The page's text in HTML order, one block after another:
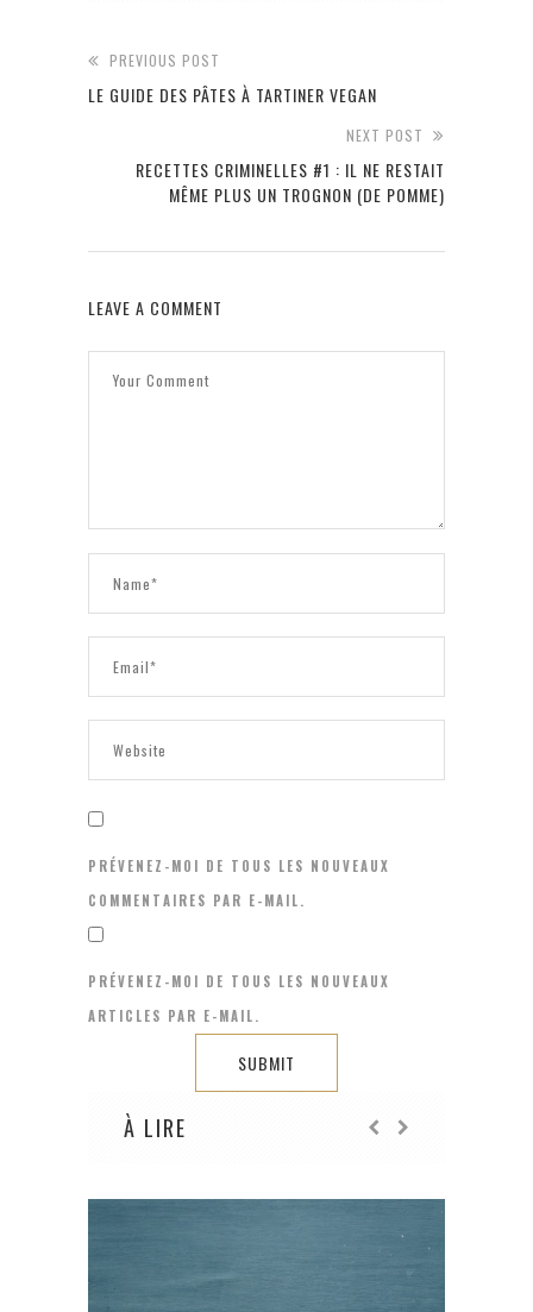
PREVIOUS POST
LE GUIDE DES PÂTES À TARTINER VEGAN
NEXT POST
RECETTES CRIMINELLES #1 : IL NE RESTAIT
MÊME PLUS UN TROGNON (DE POMME)
LEAVE A COMMENT
PRÉVENEZ-MOI DE TOUS LES NOUVEAUX
COMMENTAIRES PAR E-MAIL.
PRÉVENEZ-MOI DE TOUS LES NOUVEAUX
ARTICLES PAR E-MAIL.
À LIRE